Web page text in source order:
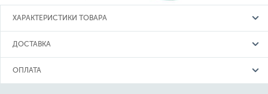
ХАРАКТЕРИСТИКИ ТОВАРА
ДОСТАВКА
ОПЛАТА